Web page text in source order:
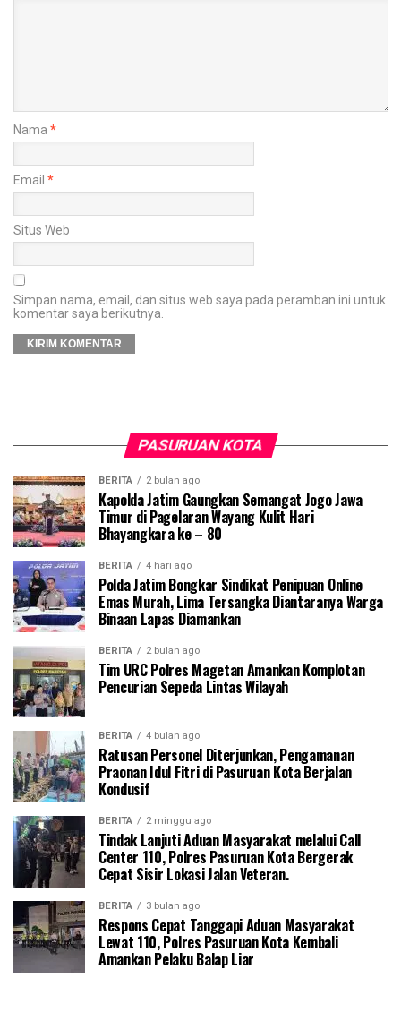
Nama *
Email *
Situs Web
Simpan nama, email, dan situs web saya pada peramban ini untuk
komentar saya berikutnya.
PASURUAN KOTA
BERITA 2 bulan ago
Kapolda Jatim Gaungkan Semangat Jogo Jawa
Timur di Pagelaran Wayang Kulit Hari
Bhayangkara ke – 80
BERITA 4 hari ago
Polda Jatim Bongkar Sindikat Penipuan Online
Emas Murah, Lima Tersangka Diantaranya Warga
Binaan Lapas Diamankan
BERITA 2 bulan ago
Tim URC Polres Magetan Amankan Komplotan
Pencurian Sepeda Lintas Wilayah
BERITA 4 bulan ago
Ratusan Personel Diterjunkan, Pengamanan
Praonan Idul Fitri di Pasuruan Kota Berjalan
Kondusif
BERITA 2 minggu ago
Tindak Lanjuti Aduan Masyarakat melalui Call
Center 110, Polres Pasuruan Kota Bergerak
Cepat Sisir Lokasi Jalan Veteran.
BERITA 3 bulan ago
Respons Cepat Tanggapi Aduan Masyarakat
Lewat 110, Polres Pasuruan Kota Kembali
Amankan Pelaku Balap Liar